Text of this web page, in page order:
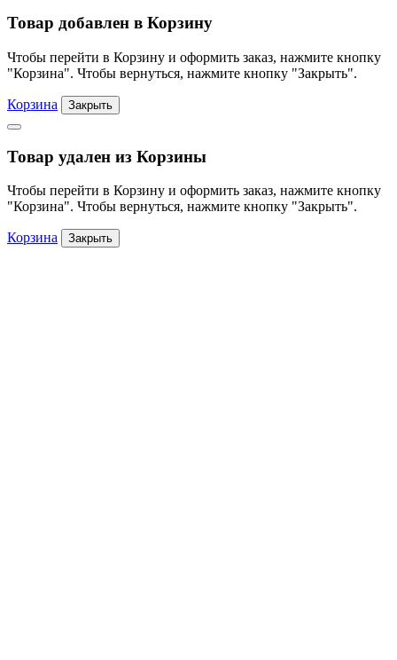
Товар добавлен в Корзину
Чтобы перейти в Корзину и оформить заказ, нажмите кнопку
"Корзина". Чтобы вернуться, нажмите кнопку "Закрыть".
Корзина Закрыть
Товар удален из Корзины
Чтобы перейти в Корзину и оформить заказ, нажмите кнопку
"Корзина". Чтобы вернуться, нажмите кнопку "Закрыть".
Корзина Закрыть